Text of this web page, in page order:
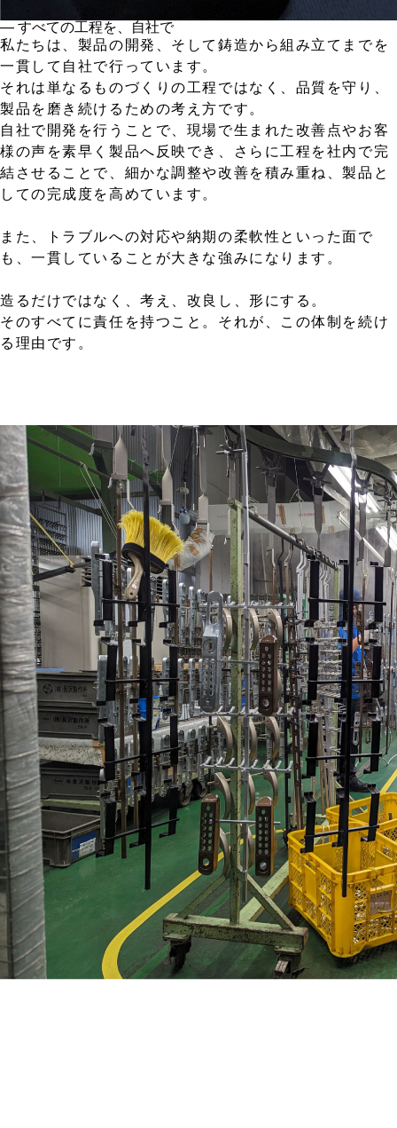
― すべての工程を、自社で
私たちは、製品の開発、そして鋳造から組み立てまでを
一貫して自社で行っています。
それは単なるものづくりの工程ではなく、品質を守り、
製品を磨き続けるための考え方です。
自社で開発を行うことで、現場で生まれた改善点やお客
様の声を素早く製品へ反映でき、さらに工程を社内で完
結させることで、細かな調整や改善を積み重ね、製品と
しての完成度を高めています。
また、トラブルへの対応や納期の柔軟性といった面で
も、一貫していることが大きな強みになります。
造るだけではなく、考え、改良し、形にする。
そのすべてに責任を持つこと。それが、この体制を続け
る理由です。